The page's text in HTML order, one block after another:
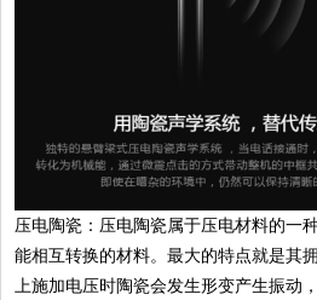
压电陶瓷：压电陶瓷属于压电材料的一
能相互转换的材料。最大的特点就是其
上施加电压时陶瓷会发生形变产生振动